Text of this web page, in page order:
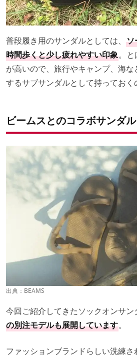
普段履き用のサンダルとしては、 ソ
時間歩くと少し疲れやすい印象。と
が高いので、旅行やキャンプ、海
するサブサンダルとして持っておく
ビームスとのコラボサンダ
出典： BEAMS
今回ご紹介してきたソックオンサン
の別注モデルも展開しています。
ファッションブランドらしい洗練さ